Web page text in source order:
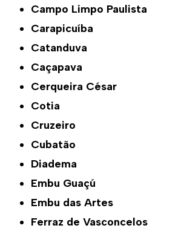
Campo Limpo Paulista
Carapicuíba
Catanduva
Caçapava
Cerqueira César
Cotia
Cruzeiro
Cubatão
Diadema
Embu Guaçú
Embu das Artes
Ferraz de Vasconcelos